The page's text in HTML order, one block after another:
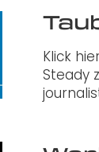
Klick
Steady